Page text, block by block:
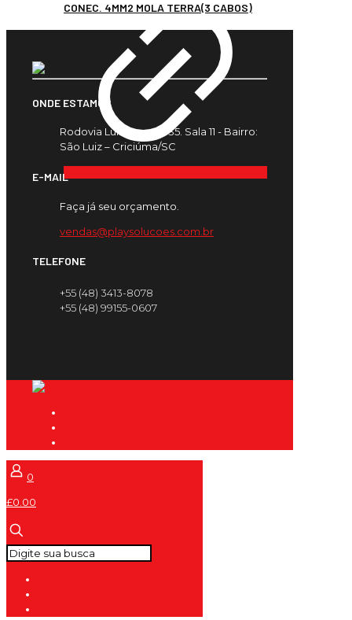
CONEC. 4MM2 MOLA TERRA(3 CABOS)
ONDE ESTAMOS
Rodovia Luiz Rosso, 435. Sala 11 - Bairro:
São Luiz – Criciúma/SC
E-MAIL
Faça já seu orçamento.
vendas@playsolucoes.com.br
TELEFONE
+55 (48) 3413-8078
+55 (48) 99155-0607
0
£0.00